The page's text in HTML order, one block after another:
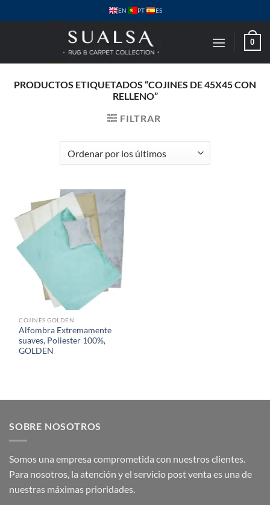
al
EN PT ES
0
PRODUCTOS ETIQUETADOS “COJINES DE 45X45 CON
RELLENO”
FILTRAR
COJINES GOLDEN
Alfombra Extremamente
suaves, Poliester 100%,
GOLDEN
SOBRE NOSOTROS
Somos una empresa comprometida con nuestros clientes.
Para nosotros, la atención y el servicio post venta es una de
nuestras máximas prioridades.